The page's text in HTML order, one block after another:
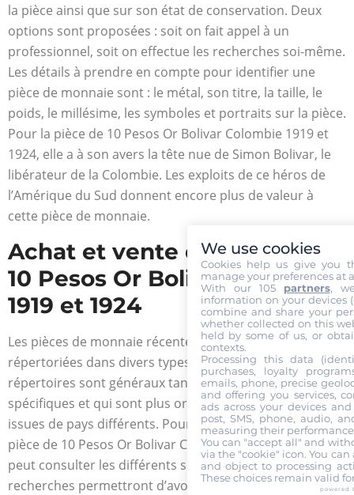
la pièce ainsi que sur son état de conservation. Deux
options sont proposées : soit on fait appel à un
professionnel, soit on effectue les recherches soi-même.
Les détails à prendre en compte pour identifier une
pièce de monnaie sont : le métal, son titre, la taille, le
poids, le millésime, les symboles et portraits sur la pièce.
Pour la pièce de 10 Pesos Or Bolivar Colombie 1919 et
1924, elle a à son avers la tête nue de Simon Bolivar, le
libérateur de la Colombie. Les exploits de ce héros de
l’Amérique du Sud donnent encore plus de valeur à
cette pièce de monnaie.
Achat et vente de la pièce de
10 Pesos Or Bolivar Colombie
1919 et 1924
Les pièces de monnaie récentes et anciennes sont
répertoriées dans divers types de catalogues. Certains
répertoires sont généraux tandis qu’il existe des plus
spécifiques et qui sont plus orientés vers les pièces
issues de pays différents. Pour acheter ou vendre une
pièce de 10 Pesos Or Bolivar Colombie 1919 et 1924, on
peut consulter les différents sites de vente en ligne. Les
recherches permettront d’avoir une idée sur la valeur de
We use cookies
Cookies help us give you
manage your preferences at
With our 105 partners,
information on your devices
combine and share your
whether collected on this
held by some of us, or
contexts.
Processing this data
purchases, loyalty
emails, phone, precise
and offering you services,
ads across your devices
post, SMS, phone, audio,
measuring their
You can "accept all" and
via the "cookie" icon. You
and object to processing
These choices remain valid
powered